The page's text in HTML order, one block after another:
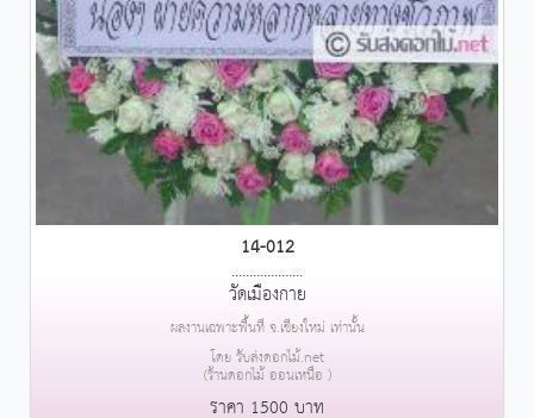
14-012
....................
วัดเมืองกาย
ผลงานเฉพาะพื้นที่ จ.เชียงใหม่ เท่านั้น
โดย รับส่งดอกไม้.net
(ร้านดอกไม้ ออนเหนือ )
ราคา 1500 บาท